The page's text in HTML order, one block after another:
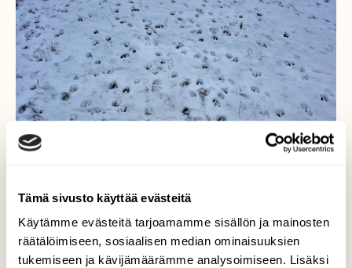
Tämä sivusto käyttää evästeitä
Käytämme evästeitä tarjoamamme sisällön ja mainosten
räätälöimiseen, sosiaalisen median ominaisuuksien
tukemiseen ja kävijämäärämme analysoimiseen. Lisäksi